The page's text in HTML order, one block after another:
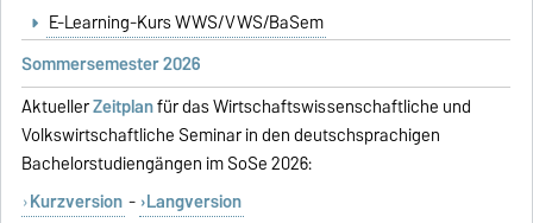
E-Learning-Kurs WWS/VWS/BaSem
Sommersemester 2026
AktuellerZeitplanfür das Wirtschaftswissenschaftliche und
Volkswirtschaftliche Seminar in den deutschsprachigen
Bachelorstudiengängen im SoSe 2026:
Kurzversion - Langversion